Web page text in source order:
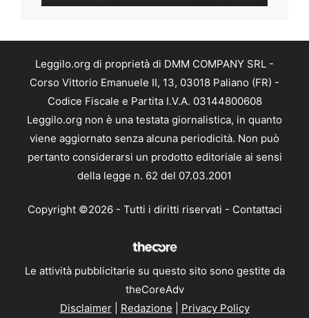
Leggilo.org di proprietà di DMM COMPANY SRL -
Corso Vittorio Emanuele II, 13, 03018 Paliano (FR) -
Codice Fiscale e Partita I.V.A. 03144800608
Leggilo.org non è una testata giornalistica, in quanto
viene aggiornato senza alcuna periodicità. Non può
pertanto considerarsi un prodotto editoriale ai sensi
della legge n. 62 del 07.03.2001
Copyright ©2026 - Tutti i diritti riservati - Contattaci
Le attività pubblicitarie su questo sito sono gestite da
theCoreAdv
Disclaimer| Redazione Privacy Policy